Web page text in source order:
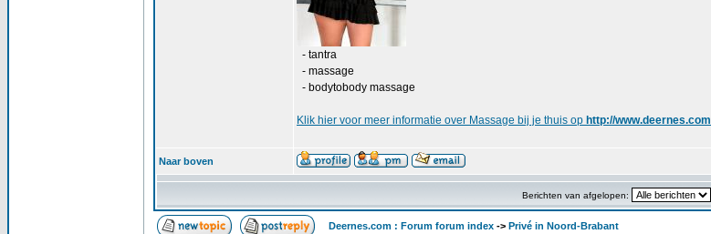
- tantra
- massage
- bodytobody massage
Klik hier voor meer informatie over Massage bij je thuis op http://www.deernes.com
Naar boven
Berichten van afgelopen:
Deernes.com : Forum forum index -> Privé in Noord-Brabant